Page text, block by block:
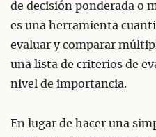
de decisión ponderada o
es una herramienta
evaluar y comparar
una lista de criterios de
nivel de importancia.
En lugar de hacer una